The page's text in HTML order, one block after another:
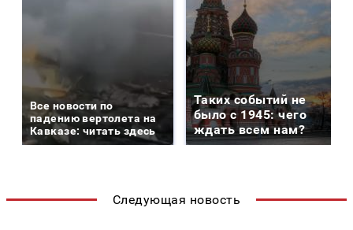
Все новости по
падению вертолета на
Кавказе: читать здесь
Таких событий не
было с 1945: чего
ждать всем нам?
Следующая новость